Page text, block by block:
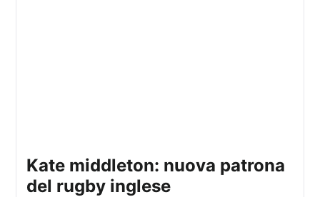
kate middleton: nuova patrona
del rugby inglese